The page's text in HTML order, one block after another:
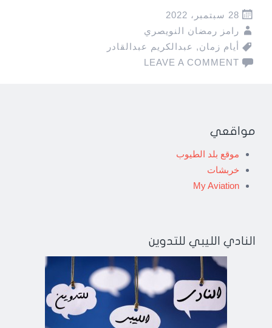
28 سبتمبر، 2022
رامز رمضان النويصري
أيام زمان, عبدالكريم عبدالقادر
LEAVE A COMMENT
مواقعي
موقع بلد الطيوب
خربشات
My Aviation
النادي الليبي للتدوين